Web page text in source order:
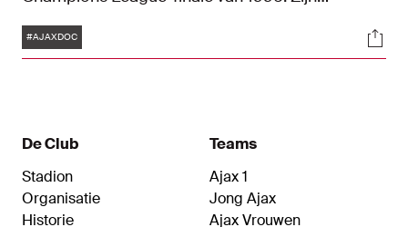
precies dertig jaar geleden, bracht Ajax voor de
vierde keer op het hoogste Europese schavot. De
exclusief op de Ajax-kanalen in première.
documentaire nieuw zijn.
Tags
#AJAXDOC
De Club
Stadion
Organisatie
Historie
Teams
Ajax 1
Jong Ajax
Ajax Vrouwen